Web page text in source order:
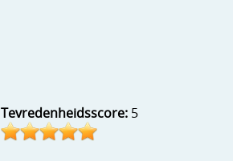
Tevredenheidsscore: 5